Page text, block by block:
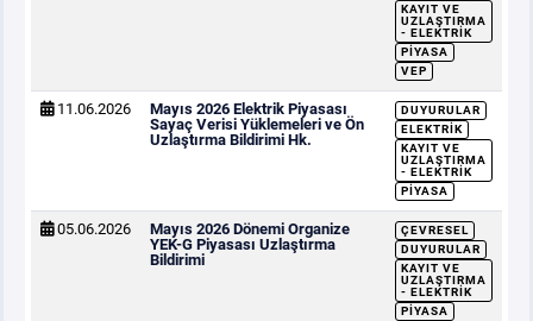
KAYIT VE
UZLAŞTIRMA
- ELEKTRIK
PIYASA
VEP
11.06.2026
Mayıs 2026 Elektrik Piyasası
Sayaç Verisi Yüklemeleri ve Ön
Uzlaştırma Bildirimi Hk.
DUYURULAR
ELEKTRIK
KAYIT VE
UZLAŞTIRMA
- ELEKTRIK
PIYASA
05.06.2026
Mayıs 2026 Dönemi Organize
YEK-G Piyasası Uzlaştırma
Bildirimi
ÇEVRESEL
DUYURULAR
KAYIT VE
UZLAŞTIRMA
- ELEKTRIK
PIYASA